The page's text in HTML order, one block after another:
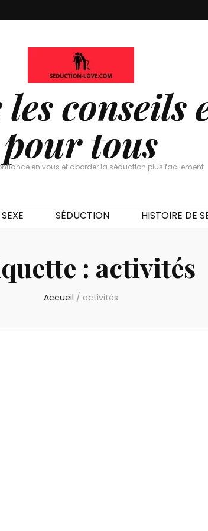
conseils
pour tous
en vous et aborder la séduction plus facilement
SÉDUCTION HISTOIRE DE
: activités
Accueil / activités